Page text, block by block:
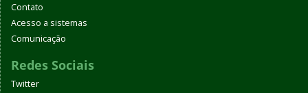
Contato
Acesso a sistemas
Comunicação
Redes Sociais
Twitter